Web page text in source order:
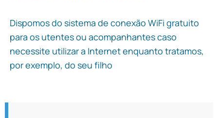
Dispomos do sistema de conexão WiFi gratuito
para os utentes ou acompanhantes caso
necessite utilizar a Internet enquanto tratamos,
por exemplo, do seu filho